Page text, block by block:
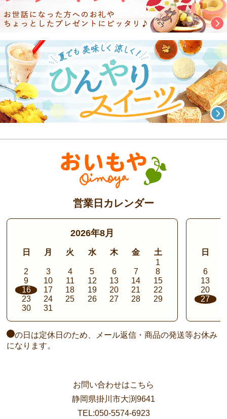
営業日カレンダー
2026年8月
日 月 火 水 木 金
土
1
2
3 4 5 6 7
8
9
10 11 12 13 14
15
16
17 18 19 20 21
22
23
24 25 26 27 28
29
30
31
日
6
13
20
27
の日は定休日のため、メール返信・商品の発送等お休み
になります。
お問い合わせはこちら
静岡県掛川市大渕9641
TEL:050-5574-6923